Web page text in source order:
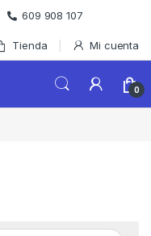
609 908 107
Tienda Mi cuenta
0